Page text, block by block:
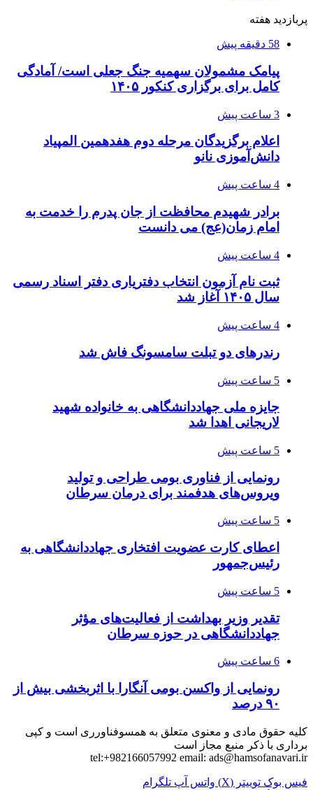
پربازدید هفته
58 دقیقه پیش
پیامک مشمولان سهمیه جنگ جعلی است/ آمادگی
کامل برای برگزاری کنکور ۱۴۰۵
3 ساعت پیش
اعلام برگزیدگان مرحله دوم هفدهمین المپیاد
دانش‌آموزی نانو
4 ساعت پیش
برادر شهیدم محافظت از جان پدرم را خدمت به
امام زمان(عج) می دانست
4 ساعت پیش
ثبت نام آزمون انتخاب دفتریاری دفتر اسناد رسمی
سال ۱۴۰۵ آغاز شد
4 ساعت پیش
رندرهای دو تبلت سامسونگ فاش شد
5 ساعت پیش
جایزه ملی جهاددانشگاهی به خانواده شهید
لاریجانی اهدا شد
5 ساعت پیش
رونمایی از فناوری بومی طراحی و تولید
ویروس‌های هدفمند برای درمان سرطان
5 ساعت پیش
اعطای کارت عضویت افتخاری جهاددانشگاهی به
رئیس‌جمهور
5 ساعت پیش
تقدیر وزیر بهداشت از فعالیت‌های مؤثر
جهاددانشگاهی در حوزه سرطان
6 ساعت پیش
رونمایی از واکسن بومی آنگارا با اثربخشی بیش از
۹۰ درصد
کلیه حقوق مادی و معنوی متعلق به همسوفناورری است و کپی
برداری با ذکر منبع مجاز است
tel:+982166057992 email: ads@hamsofanavari.ir
فیس بوک توییتر (X) واتس آپ تلگرام